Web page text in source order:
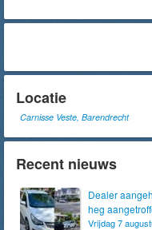
Locatie
Carnisse Veste, Barendrecht
Recent nieuws
Dealer
heg
Vrijdag 7